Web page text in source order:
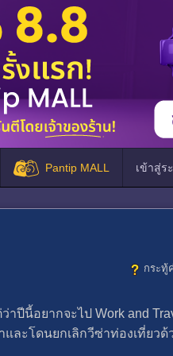
Pantip MALL เข้าสู่ร
กระทู้
ปีนี้อยากจะไป Work and
ะโดนยกเลิกวีซ่าท่องเที่ยวด้